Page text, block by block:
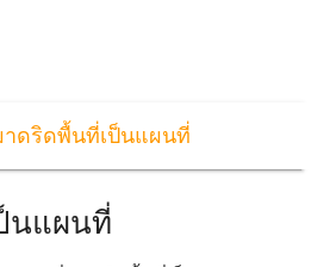
าดริดพื้นที่เป็นแผนที่
นแผนที่